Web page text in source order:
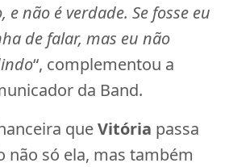
e não é verdade. Se fosse eu
de falar, mas eu não
“, complementou a
da Band.
queVitória passa
não só ela, mas também